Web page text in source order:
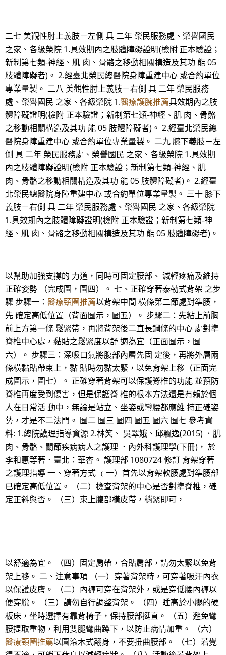
二七 美觀性肘上義肢－左側 具 二年 榮民服務處、榮譽國民
之家、各級榮院 1.具效期內之肢體障礙證明(檢附 正本驗證；
新制第七類-神經、肌 肉、骨骼之移動相關構造及其功 能 05
肢體障礙者)。 2.經臺北榮民總醫院身障重建中心 或合約單位
專業量製。 二八 美觀性肘上義肢－右側 具 二年 榮民服務
處、榮譽國民 之家、各級榮院 1.醫療護腕推薦具效期內之肢
體障礙證明(檢附 正本驗證；新制第七類-神經、肌 肉、骨骼
之移動相關構造及其功 能 05 肢體障礙者)。 2.經臺北榮民總
醫院身障重建中心 或合約單位專業量製。 二九 膝下義肢－左
側 具 二年 榮民服務處、榮譽國民 之家、各級榮院 1.具效期
內之肢體障礙證明(檢附 正本驗證；新制第七類-神經、肌
肉、骨骼之移動相關構造及其功 能 05 肢體障礙者)。 2.經臺
北榮民總醫院身障重建中心 或合約單位專業量製。 三十 膝下
義肢－右側 具 二年 榮民服務處、榮譽國民 之家、各級榮院
1.具效期內之肢體障礙證明(檢附 正本驗證；新制第七類-神
經、肌 肉、骨骼之移動相關構造及其功 能 05 肢體障礙者)。
以幫助加強支撐的 力道，同時可固定腰部、 減輕疼痛及維持
正確姿勢 （完成圖，圖四）。 七、正確穿著泰勒式背架 之步
驟 步驟一： 醫療頸圈推薦以背架中間 橫條第二節處對準腰，
先 確定高低位置（背面圖示，圖五）。 步驟二：先粘上前胸
前上方第一條 鬆緊帶，再將背架後二直長鋼條的中心 處對準
脊椎中心處，黏貼之鬆緊度以舒 適為宜（正面圖示，圖
六）。 步驟三：深吸口氣將腹部內層先固 定後，再將外層兩
條橫黏貼帶束上，黏 貼時勿黏太緊，以免背架上移（正面完
成圖示，圖七）。 正確穿著背架可以保護脊椎的功能 並預防
脊椎再度受到傷害，但是保護脊 椎的根本方法還是有賴於個
人在日常活 動中，無論是站立、坐姿或彎腰都應維 持正確姿
勢，才是不二法門。 圖二 圖三 圖四 圖五 圖六 圖七 參考資
料: 1.總院護理指導資源 2.林笑、 吳翠娥、邱飄逸(2015) ．肌
肉、骨骼、關節疾病病人之護理 ．內外科護理學(下冊)， 於
李和惠等著．臺北：華杏。 護理部 1080724 修訂 背架穿著
之護理指導 一、穿著方式 ﹙一）首先以背架軟腰處對準腰部
已確定高低位置。 （二）檢查背架的中心是否對準脊椎，確
定正斜與否。 （三）束上腹部橫皮帶，稍緊即可，
以舒適為宜。 （四）固定肩帶，合貼肩部，請勿太緊以免背
架上移。 二、注意事項 （一）穿著背架時，可穿著吸汗內衣
以保護皮膚。 （二）內褲可穿在背架外，或是穿低腰內褲以
便穿脫。 （三）請勿自行調整背架。 （四）睡高於小腿的硬
板床，坐時選擇有靠背椅子，保持腰部挺直。 （五）避免彎
腰提取重物，利用雙腿彎曲蹲下，以防止病情加重。 （六）
醫療頸圈推薦以圓滾木式翻身，不要扭曲腰部。 （七）若覺